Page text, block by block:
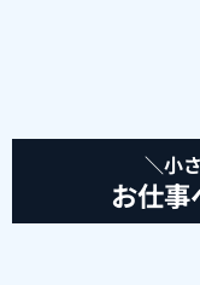
＼小
お仕事